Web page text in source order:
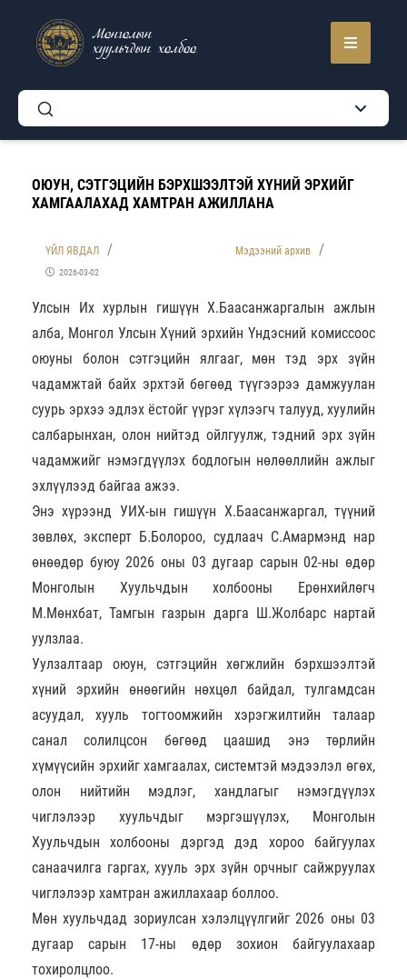
Монголын
хуульчдын холбоо
ОЮУН, СЭТГЭЦИЙН БЭРХШЭЭЛТЭЙ ХҮНИЙ ЭРХИЙГ
ХАМГААЛАХАД ХАМТРАН АЖИЛЛАНА
ҮЙЛ ЯВДАЛ Мэдээний архив
2026-03-02
Улсын Их хурлын гишүүн Х.Баасанжаргалын ажлын
алба, Монгол Улсын Хүний эрхийн Үндэсний комиссоос
оюуны болон сэтгэцийн ялгааг, мөн тэд эрх зүйн
чадамжтай байх эрхтэй бөгөөд түүгээрээ дамжуулан
суурь эрхээ эдлэх ёстойг үүрэг хүлээгч талууд, хуулийн
салбарынхан, олон нийтэд ойлгуулж, тэдний эрх зүйн
чадамжийг нэмэгдүүлэх бодлогын нөлөөллийн ажлыг
эхлүүлээд байгаа ажээ.
Энэ хүрээнд УИХ-ын гишүүн Х.Баасанжаргал, түүний
зөвлөх, эксперт Б.Болороо, судлаач С.Амармэнд нар
өнөөдөр буюу 2026 оны 03 дугаар сарын 02-ны өдөр
Монголын Хуульчдын холбооны Ерөнхийлөгч
М.Мөнхбат, Тамгын газрын дарга Ш.Жолбарс нартай
уулзлаа.
Уулзалтаар оюун, сэтгэцийн хөгжлийн бэрхшээлтэй
хүний эрхийн өнөөгийн нөхцөл байдал, тулгамдсан
асуудал, хууль тогтоомжийн хэрэгжилтийн талаар
санал солилцсон бөгөөд цаашид энэ төрлийн
хүмүүсийн эрхийг хамгаалах, системтэй мэдээлэл өгөх,
олон нийтийн мэдлэг, хандлагыг нэмэгдүүлэх
чиглэлээр хуульчдыг мэргэшүүлэх, Монголын
Хуульчдын холбооны дэргэд дэд хороо байгуулах
санаачилга гаргах, хууль эрх зүйн орчныг сайжруулах
чиглэлээр хамтран ажиллахаар боллоо.
Мөн хуульчдад зориулсан хэлэлцүүлгийг 2026 оны 03
дугаар сарын 17-ны өдөр зохион байгуулахаар
тохиролцлоо.